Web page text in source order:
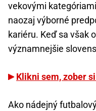
vekovými
naozaj výborné
kariéru. Keď sa však
významnejšie
Klikni sem, zober
Ako nádejný